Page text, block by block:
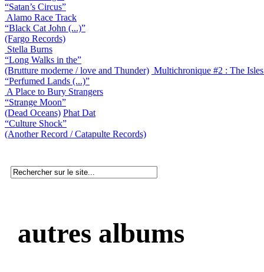
“Satan’s Circus”
Alamo Race Track
“Black Cat John (...)”
(Fargo Records)
Stella Burns
“Long Walks in the”
(Brutture moderne / love and Thunder) Multichronique #2 : The
“Perfumed Lands (...)”
A Place to Bury Strangers
“Strange Moon”
(Dead Oceans) Phat Dat
“Culture Shock”
(Another Record / Catapulte Records)
autres albums